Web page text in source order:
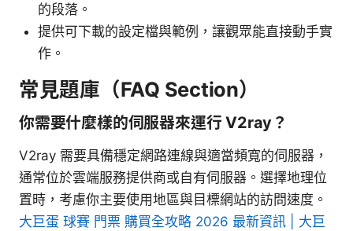
的段落。
提供可下載的設定檔與範例，讓觀眾能直接動手實
作。
常見題庫（FAQ Section）
你需要什麼樣的伺服器來運行 V2ray？
V2ray 需要具備穩定網路連線與適當頻寬的伺服器，
通常位於雲端服務提供商或自有伺服器。選擇地理位
置時，考慮你主要使用地區與目標網站的訪問速度。
大巨蛋 球賽 門票 購買全攻略 2026 最新資訊 | 大巨